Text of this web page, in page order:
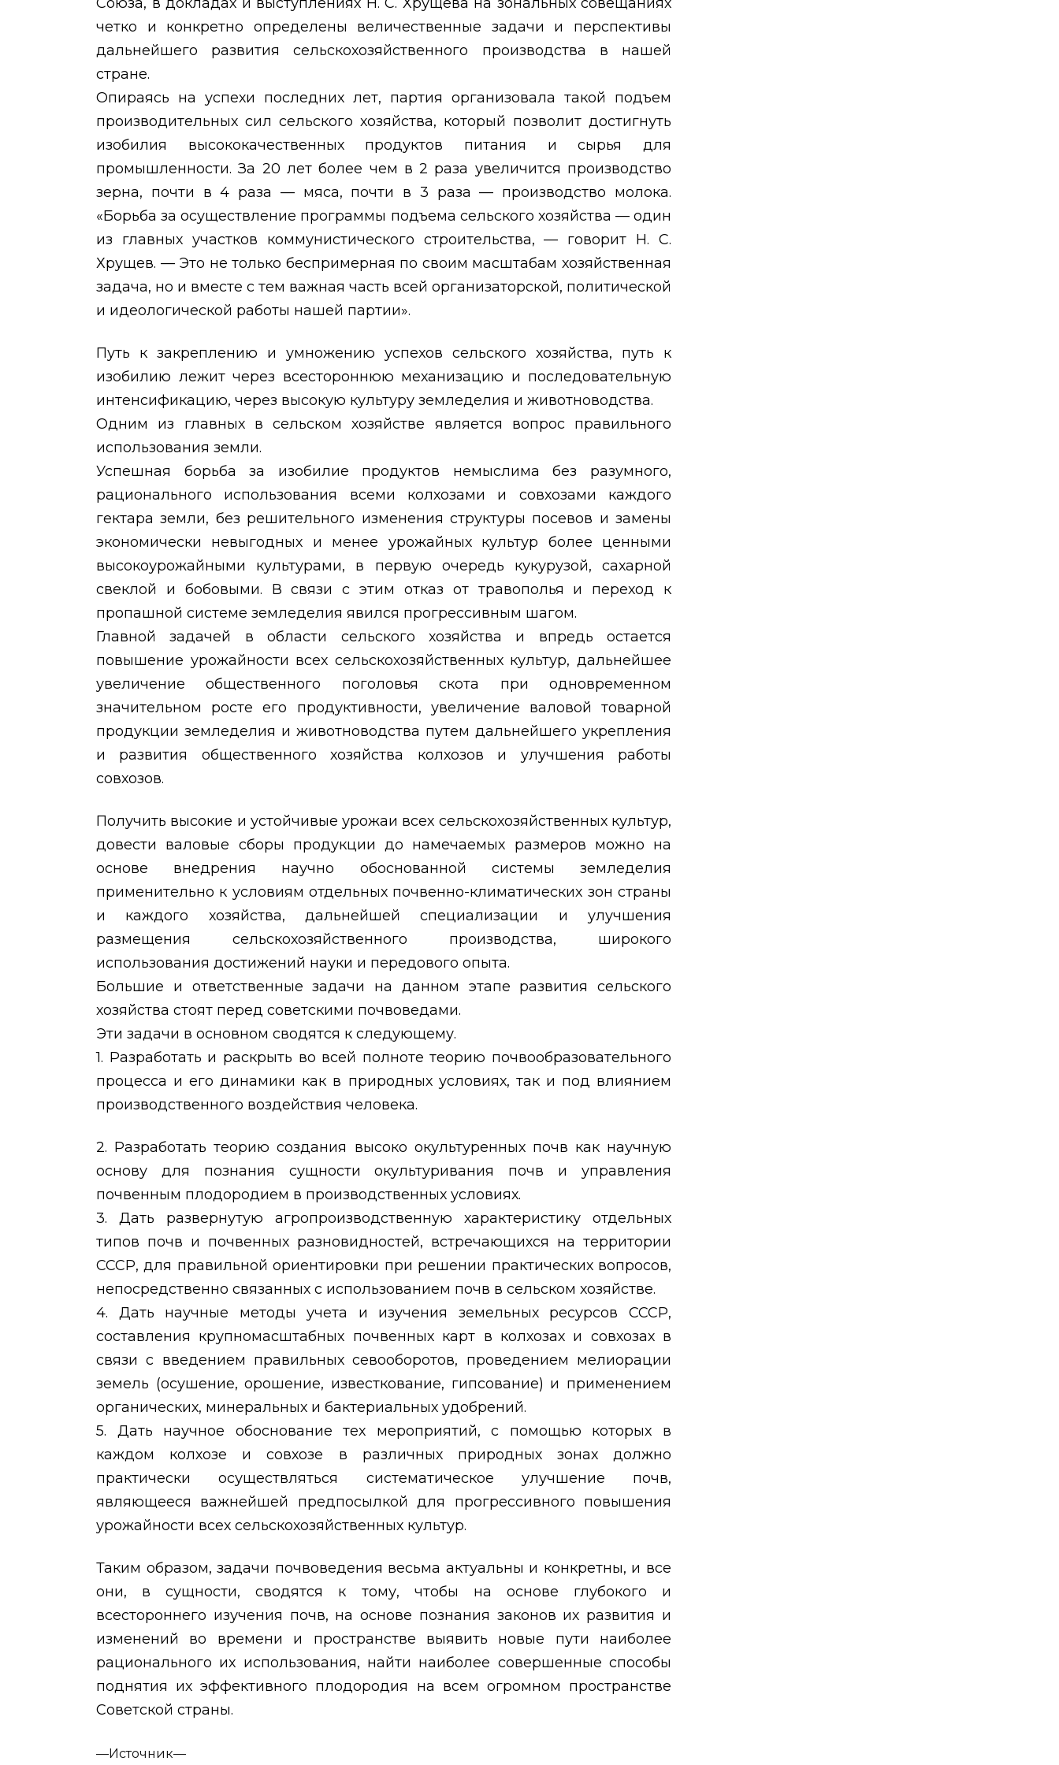
четко и конкретно определены величественные задачи и перспективы
дальнейшего развития сельскохозяйственного производства в нашей
стране.
Опираясь на успехи последних лет, партия организовала такой подъем
производительных сил сельского хозяйства, который позволит достигнуть
изобилия высококачественных продуктов питания и сырья для
промышленности. За 20 лет более чем в 2 раза увеличится производство
зерна, почти в 4 раза — мяса, почти в 3 раза — производство молока.
«Борьба за осуществление программы подъема сельского хозяйства — один
из главных участков коммунистического строительства, — говорит Н. С.
Хрущев. — Это не только беспримерная по своим масштабам хозяйственная
задача, но и вместе с тем важная часть всей организаторской, политической
и идеологической работы нашей партии».
Путь к закреплению и умножению успехов сельского хозяйства, путь к
изобилию лежит через всестороннюю механизацию и последовательную
интенсификацию, через высокую культуру земледелия и животноводства.
Одним из главных в сельском хозяйстве является вопрос правильного
использования земли.
Успешная борьба за изобилие продуктов немыслима без разумного,
рационального использования всеми колхозами и совхозами каждого
гектара земли, без решительного изменения структуры посевов и замены
экономически невыгодных и менее урожайных культур более ценными
высокоурожайными культурами, в первую очередь кукурузой, сахарной
свеклой и бобовыми. В связи с этим отказ от травополья и переход к
пропашной системе земледелия явился прогрессивным шагом.
Главной задачей в области сельского хозяйства и впредь остается
повышение урожайности всех сельскохозяйственных культур, дальнейшее
увеличение общественного поголовья скота при одновременном
значительном росте его продуктивности, увеличение валовой товарной
продукции земледелия и животноводства путем дальнейшего укрепления
и развития общественного хозяйства колхозов и улучшения работы
совхозов.
Получить высокие и устойчивые урожаи всех сельскохозяйственных культур,
довести валовые сборы продукции до намечаемых размеров можно на
основе внедрения научно обоснованной системы земледелия
применительно к условиям отдельных почвенно-климатических зон страны
и каждого хозяйства, дальнейшей специализации и улучшения
размещения сельскохозяйственного производства, широкого
использования достижений науки и передового опыта.
Большие и ответственные задачи на данном этапе развития сельского
хозяйства стоят перед советскими почвоведами.
Эти задачи в основном сводятся к следующему.
1. Разработать и раскрыть во всей полноте теорию почвообразовательного
процесса и его динамики как в природных условиях, так и под влиянием
производственного воздействия человека.
2. Разработать теорию создания высоко окультуренных почв как научную
основу для познания сущности окультуривания почв и управления
почвенным плодородием в производственных условиях.
3. Дать развернутую агропроизводственную характеристику отдельных
типов почв и почвенных разновидностей, встречающихся на территории
СССР, для правильной ориентировки при решении практических вопросов,
непосредственно связанных с использованием почв в сельском хозяйстве.
4. Дать научные методы учета и изучения земельных ресурсов СССР,
составления крупномасштабных почвенных карт в колхозах и совхозах в
связи с введением правильных севооборотов, проведением мелиорации
земель (осушение, орошение, известкование, гипсование) и применением
органических, минеральных и бактериальных удобрений.
5. Дать научное обоснование тех мероприятий, с помощью которых в
каждом колхозе и совхозе в различных природных зонах должно
практически осуществляться систематическое улучшение почв,
являющееся важнейшей предпосылкой для прогрессивного повышения
урожайности всех сельскохозяйственных культур.
Таким образом, задачи почвоведения весьма актуальны и конкретны, и все
они, в сущности, сводятся к тому, чтобы на основе глубокого и
всестороннего изучения почв, на основе познания законов их развития и
изменений во времени и пространстве выявить новые пути наиболее
рационального их использования, найти наиболее совершенные способы
поднятия их эффективного плодородия на всем огромном пространстве
Советской страны.
—Источник—